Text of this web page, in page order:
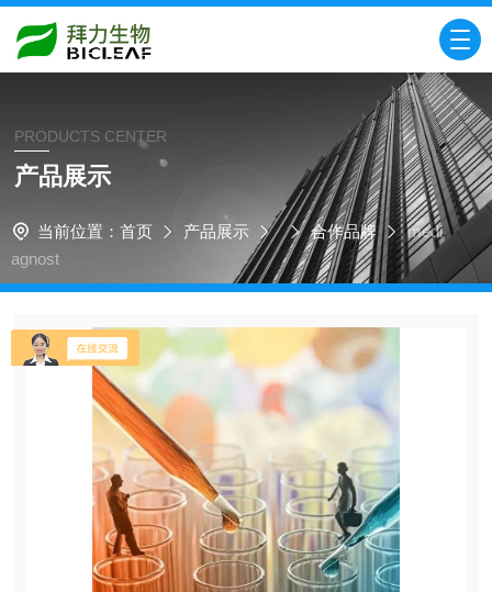
PRODUCTS CENTER
产品展示
当前位置： 首页 产品展示 合作品牌
medi
agnost​